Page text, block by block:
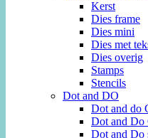
Kerst
Dies frame
Dies mini
Dies met
Dies overig
Stamps
Stencils
Dot and DO
Dot and do
Dot and Do
Dot and Do